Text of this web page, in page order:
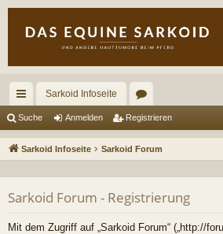
ch
ne
riff
Sarkoid Infoseite
or
en
Suche Anmelden Registrieren
Sarkoid Infoseite Sarkoid Forum
Sarkoid Forum - Registrierung
Mit dem Zugriff auf „Sarkoid Forum“ („http://